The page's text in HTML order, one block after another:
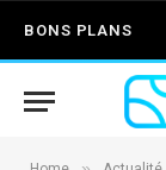
BONS PLANS